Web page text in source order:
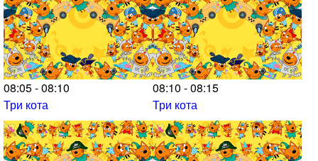
08:05 - 08:10
Три кота
08:10 - 08:15
Три кота